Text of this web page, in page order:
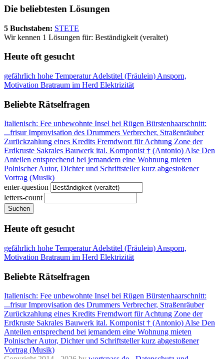
Die beliebtesten Lösungen
5 Buchstaben: STETE
Wir kennen 1 Lösungen für: Beständigkeit (veraltet)
Heute oft gesucht
gefährlich hohe TemperaturAdelstitel (Fräulein) Ansporn,
Motivation Bratraum im Herd Elektrizität
Beliebte Rätselfragen
Italienisch: Fee unbewohnte Insel bei Rügen Bürstenhaarschnitt:
...frisurImprovisation des Drummers Verbrecher, Straßenräuber
Zurückzahlung eines Kredits Fremdwort für Achtung Zone der
Erdkruste Sakrales Bauwerk ital. Komponist † (Antonio)Alse Den
Anteilen entsprechend bei jemandem eine Wohnung mieten
Polnischer Autor, Dichter und Schriftstellerkurz abgestoßener
Vortrag (Musik)
enter-question
letters-count
Suchen
Heute oft gesucht
gefährlich hohe TemperaturAdelstitel (Fräulein) Ansporn,
Motivation Bratraum im Herd Elektrizität
Beliebte Rätselfragen
Italienisch: Fee unbewohnte Insel bei Rügen Bürstenhaarschnitt:
...frisurImprovisation des Drummers Verbrecher, Straßenräuber
Zurückzahlung eines Kredits Fremdwort für Achtung Zone der
Erdkruste Sakrales Bauwerk ital. Komponist † (Antonio) Alse Den
Anteilen entsprechend bei jemandem eine Wohnung mieten
Polnischer Autor, Dichter und Schriftstellerkurz abgestoßener
Vortrag (Musik)